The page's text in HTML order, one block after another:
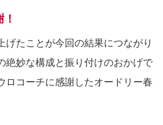
げたことが今回の結果につながり
絶妙な構成と振り付けのおかげで
ロコーチに感謝したオードリー春